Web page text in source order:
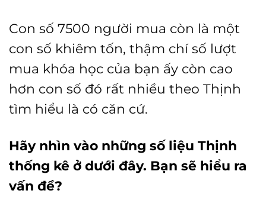
Con số 7500 người mua còn là một
con số khiêm tốn, thậm chí số lượt
mua khóa học của bạn ấy còn cao
hơn con số đó rất nhiều theo Thịnh
tìm hiểu là có căn cứ.
Hãy nhìn vào những số liệu Thịnh
thống kê ở dưới đây. Bạn sẽ hiểu ra
vấn đề?